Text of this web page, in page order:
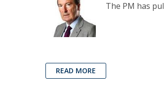
The PM has
READ MORE